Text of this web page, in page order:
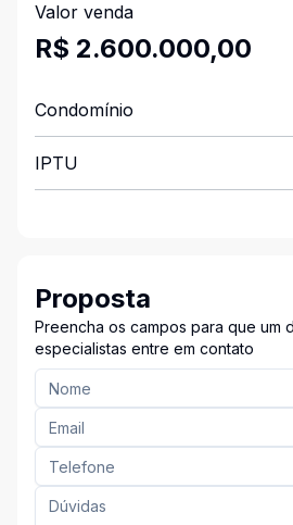
Valor venda
R$ 2.600.000,00
Condomínio
IPTU
Proposta
Preencha os campos para que um
especialistas entre em contato